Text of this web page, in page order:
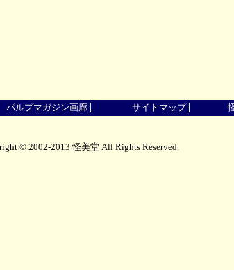
パルプマガジン画廊 サイトマップ
© 2002-2013 怪美堂 All Rights Reserved.